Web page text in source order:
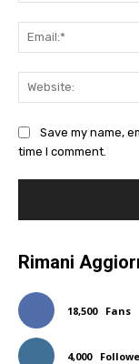
Save my name,
time I comment.
Rimani
18,500 Fans
4,000